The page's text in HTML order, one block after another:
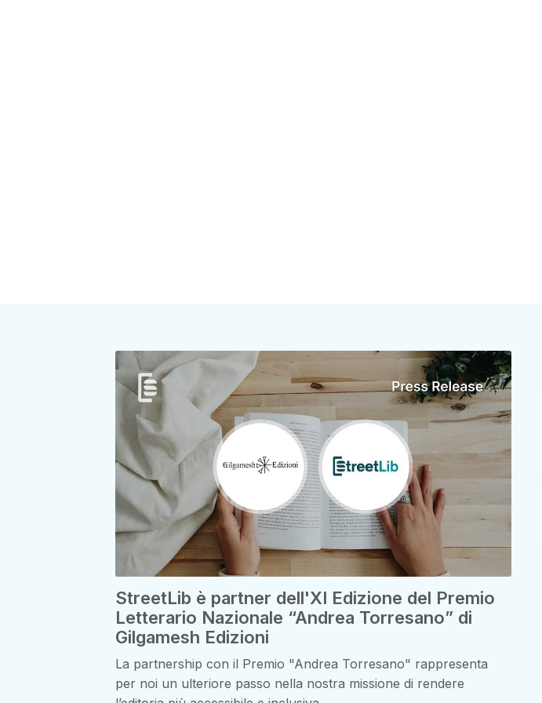
StreetLib è partner dell'XI Edizione del Premio
Letterario Nazionale “Andrea Torresano” di
Gilgamesh Edizioni
La partnership con il Premio "Andrea Torresano" rappresenta
per noi un ulteriore passo nella nostra missione di rendere